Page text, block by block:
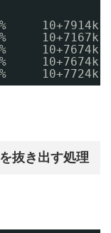
10+7914k
10+7167k
10+7674k
10+7674k
10+7724k
抜き出す処理